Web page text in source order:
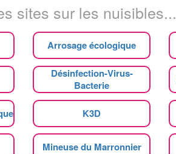
sites sur les nuisibles...
Arrosage écologique
Désinfection-Virus-
Bacterie
K3D
Mineuse du Marronnier